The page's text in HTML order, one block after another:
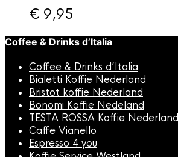
€ 9,95
Coffee & Drinks d’Italia
Coffee & Drinks d’Italia
Bialetti Koffie Nederland
Bristot koffie Nederland
Bonomi Koffie Nedeland
TESTA ROSSA Koffie Nederland
Caffe Vianello
Espresso 4 you